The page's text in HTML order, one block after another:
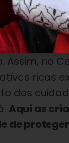
no
ricas
dos
Aqui as
de